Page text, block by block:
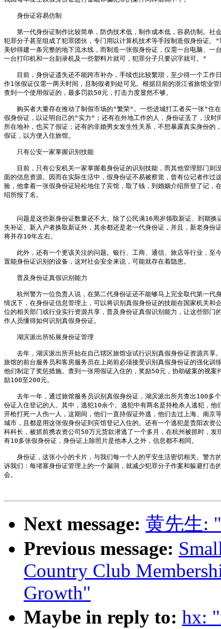
身份证容易仿制
第一代身份证制作比较简单，防伪技术低，制作成本低，容易仿制。社
犯罪分子甚至组成了犯罪团伙，专门用以计算机技术等手段制造假身份证。"
美钞得建一条完整的地下流水线，而制造一张假身份证，仅需一台电脑、一
一台打印机和一台刻录机及一些塑料片就可，犯罪分子只要识字就可。"
目前，身份证遗失还不能跨市补办，手续也比较繁琐，至少得一个工作
作1张假证仅需一两天时间，且制假者到处可见。根据目前的浙江省旅馆业
查到一个使用假证的，最多罚款50元，打击力度显然不够。
购买者大量存在推动了制假市场的"繁荣"。一些进城打工者买一张"住
假身份证，以证明自己的"实力"；还有在外地工作的人，身份证丢了，没时
所在地补，也买了假证；还有的非婚男女发生性关系，不想暴露真实身份的
假证，以方便入住旅馆。
只有公安一家掌握识别技能
目前，只有公安机关一家掌握着身份证的识别技能，而其他管理部门则
面的信息资源。因而在实际生活中，假身份证不易被察觉，曾有位记者作过
验，他拿着一张假身份证轻松地住了宾馆，取了钱，到婚姻介绍所登了记，
绍所报了名。
问题是这些新身份证数量还不大。除了公民满16周岁领取新证、到期换
失补证、新入户者换取新证外，其余都还是老一代身份证，并且，新老身份
将并存10年左右。
此外，还有一个更该关注的问题。银行、工商、通信、旅店等行业，至
置能身份证识别的设备，这对社会安全来说，可能就存在着隐患。
普及身份证真假识别能力
杭州警方一位负责人说，在第二代身份证还不能够马上完全取代第一代
情况下，在身份证信息管理上，可以将识别真假身份证的技能在国家机关和
位的相关部门或行业实行资源共享，普及身份证真假识别能力，让这些部门
作人员懂得如何识别真假身份证。
湖滨派出所拓展身份证管理
去年，湖滨派出所开始在自己辖区旅馆业试行识别真假身份证资源共享
旅馆的前台服务员和客房服务员在上岗前必须接受识别真假身份证的强化训
他们制定了奖惩措施。查到一张用假证入住的，奖励50元，协助破案的视案
励100至200元。
去年一年，通过旅馆服务员识别真假身份证，湖滨派出所共查出100多
份证入住登记的人。其中，逃犯10余个。逃犯中有两名是持枪杀人逃犯，他
开枪打死一人伤一人，这期间，他们一直持假证外逃，他们去过上海、南京
城市，且都是用这张假身份证到宾馆登记入住的。还有一个逃犯是贵阳农资
科科长，被抓前携农资公司50万元货款潜逃了一个多月，在杭州被抓时，发
有10多张假身份证，身份证上除照片是他本人之外，信息都不相同。
身份证，这张小小的卡片，与我们每一个人的平安生活密切相关。警方
诉我们：每堵塞身份证管理上的一个漏洞，就减少犯罪分子作案和躲避打击
会。
Next message: 黄先生:
Previous message:
Country Club
Growth"
Maybe in reply to: hx: